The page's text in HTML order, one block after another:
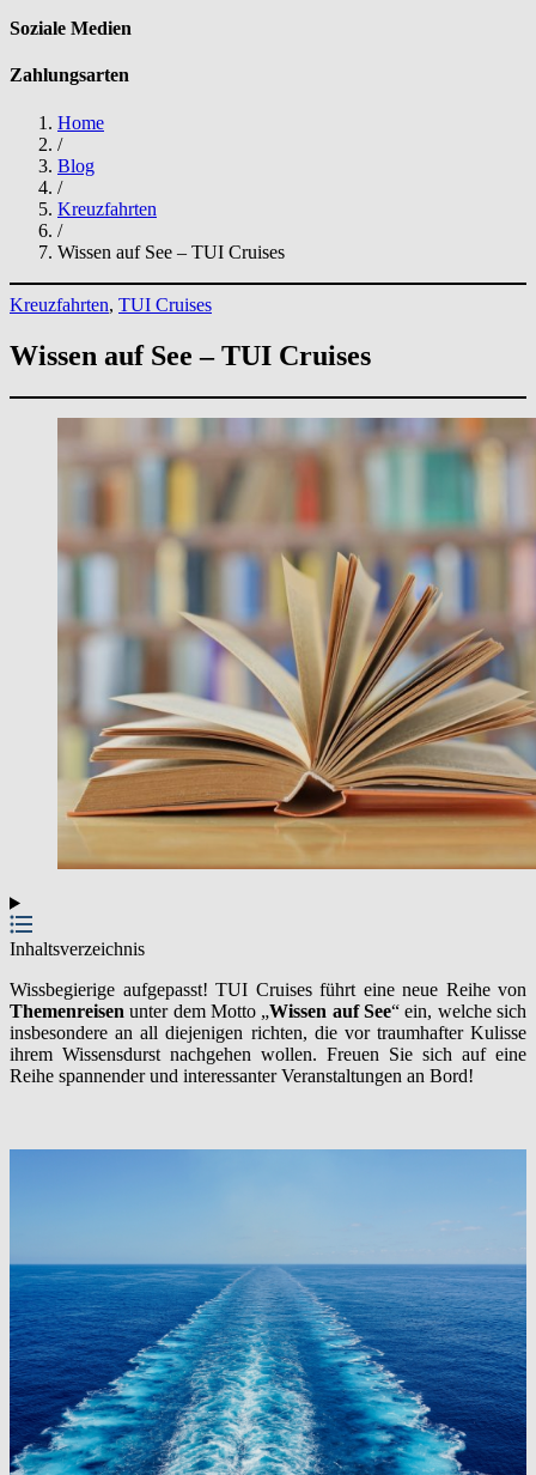
Soziale Medien
Zahlungsarten
Home
/
Blog
/
Kreuzfahrten
/
Wissen auf See – TUI Cruises
Kreuzfahrten, TUI Cruises
Wissen auf See – TUI Cruises
Inhaltsverzeichnis
Wissbegierige aufgepasst! TUI Cruises führt eine neue Reihe von
Themenreisen unter dem Motto „Wissen auf See“ ein, welche sich
insbesondere an all diejenigen richten, die vor traumhafter Kulisse
ihrem Wissensdurst nachgehen wollen. Freuen Sie sich auf eine
Reihe spannender und interessanter Veranstaltungen an Bord!